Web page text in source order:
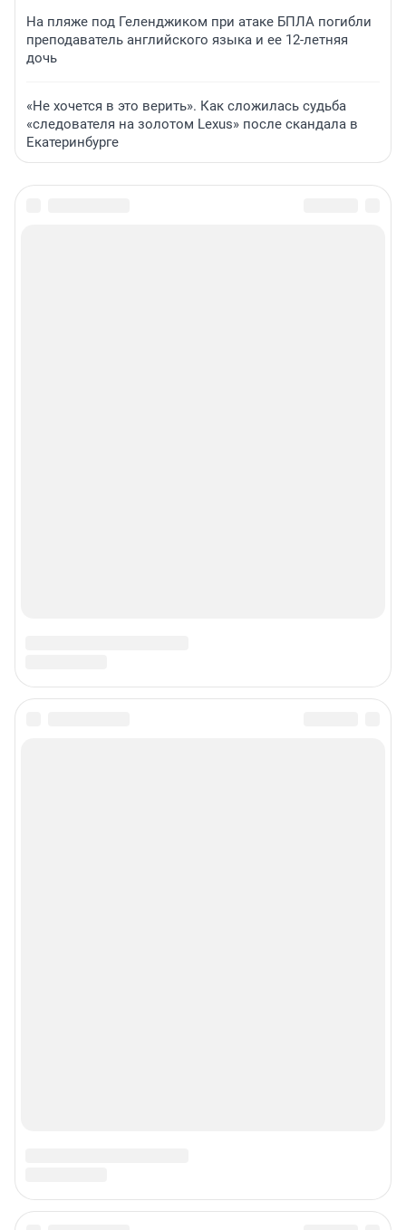
На пляже под Геленджиком при атаке БПЛА погибли
преподаватель английского языка и ее 12-летняя
дочь
«Не хочется в это верить». Как сложилась судьба
«следователя на золотом Lexus» после скандала в
Екатеринбурге